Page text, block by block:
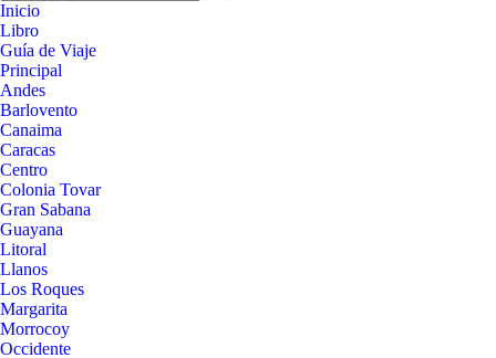
Inicio
Libro
Guía de Viaje
Principal
Andes
Barlovento
Canaima
Caracas
Centro
Colonia Tovar
Gran Sabana
Guayana
Litoral
Llanos
Los Roques
Margarita
Morrocoy
Occidente